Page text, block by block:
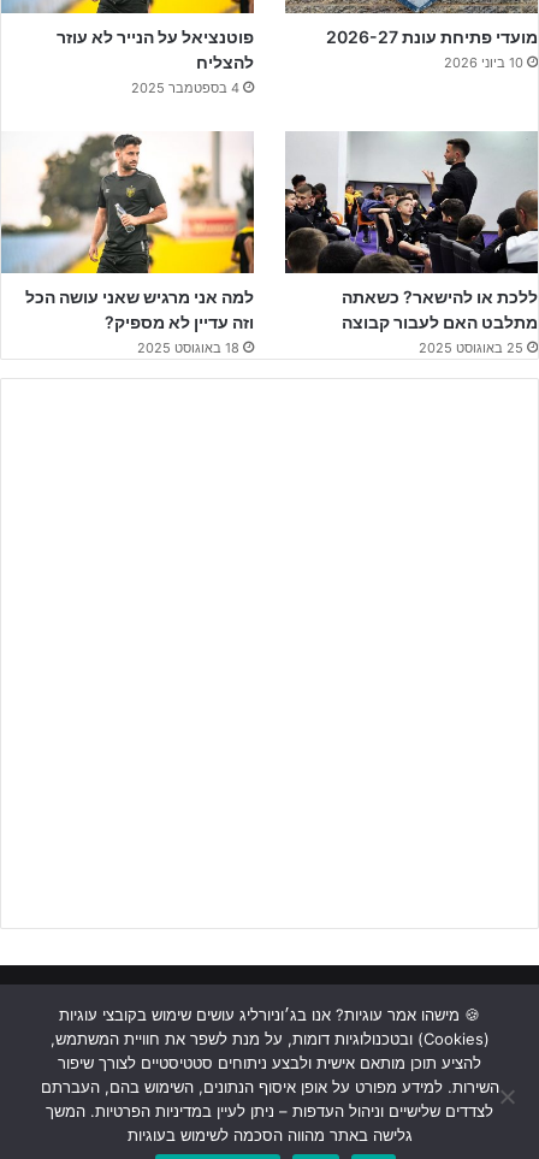
ומ-30 מטרים שלח כדור חכם הישר לרשת.
לפרסום באתר ג'וניורליג – לחצו על הבאנר!!!
מועדי פתיחת עונת 2026-27
10 ביוני 2026
פוטנציאל על הנייר לא עוזר
להצליח
4 בספטמבר 2025
ללכת או להישאר? כשאתה
מתלבט האם לעבור קבוצה
25 באוגוסט 2025
למה אני מרגיש שאני עושה הכל
וזה עדיין לא מספיק?
18 באוגוסט 2025
ראשי כתבות תכנים מקצועיים תנאי שימוש
מדיניות אבטחה
כתבו לנו
Facebook
YouTube
Instagram
🍪 מישהו אמר עוגיות? אנו בג׳וניורליג עושים שימוש בקובצי עוגיות
(Cookies) ובטכנולוגיות דומות, על מנת לשפר את חוויית המשתמש,
להציע תוכן מותאם אישית ולבצע ניתוחים סטטיסטיים לצורך שיפור
השירות. למידע מפורט על אופן איסוף הנתונים, השימוש בהם, העברתם
לצדדים שלישיים וניהול העדפות – ניתן לעיין במדיניות הפרטיות. המשך
גלישה באתר מהווה הסכמה לשימוש בעוגיות